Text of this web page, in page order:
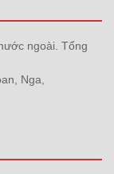
ngoài. Tổng
Nga,